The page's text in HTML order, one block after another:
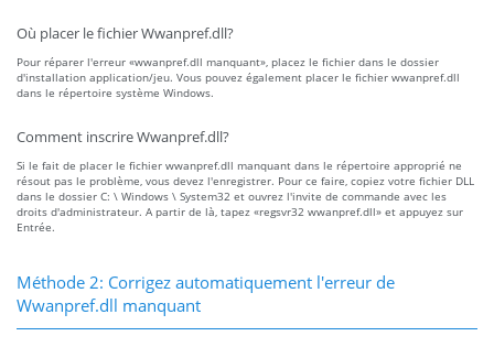
Où placer le fichier Wwanpref.dll?
Pour réparer l'erreur «wwanpref.dll manquant», placez le fichier dans le dossier
d'installation application/jeu. Vous pouvez également placer le fichier wwanpref.dll
dans le répertoire système Windows.
Comment inscrire Wwanpref.dll?
Si le fait de placer le fichier wwanpref.dll manquant dans le répertoire approprié ne
résout pas le problème, vous devez l'enregistrer. Pour ce faire, copiez votre fichier DLL
dans le dossier C: \ Windows \ System32 et ouvrez l'invite de commande avec les
droits d'administrateur. A partir de là, tapez «regsvr32 wwanpref.dll» et appuyez sur
Entrée.
Méthode 2: Corrigez automatiquement l'erreur de
Wwanpref.dll manquant